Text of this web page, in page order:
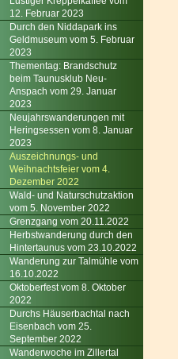
12. Februar 2023
Durch den Niddapark ins
Geldmuseum vom 5. Februar
2023
Thementag: Brandschutz
beim Taunusklub Neu-
Anspach vom 29. Januar
2023
Neujahrswanderungen mit
Heringsessen vom 8. Januar
2023
Auszeichnungs- und
Weihnachtsfeier vom 4.
Dezember 2022
Wald- und Naturschutzaktion
vom 5. November 2022
Grenzgang vom 20.11.2022
Herbstwanderung durch den
Hintertaunus vom 23.10.2022
Wanderung zur Talmühle vom
16.10.2022
Oktoberfest vom 8. Oktober
2022
Durchs Häuserbachtal nach
Eisenbach vom 25.
September 2022
Wanderwoche im Zillertal